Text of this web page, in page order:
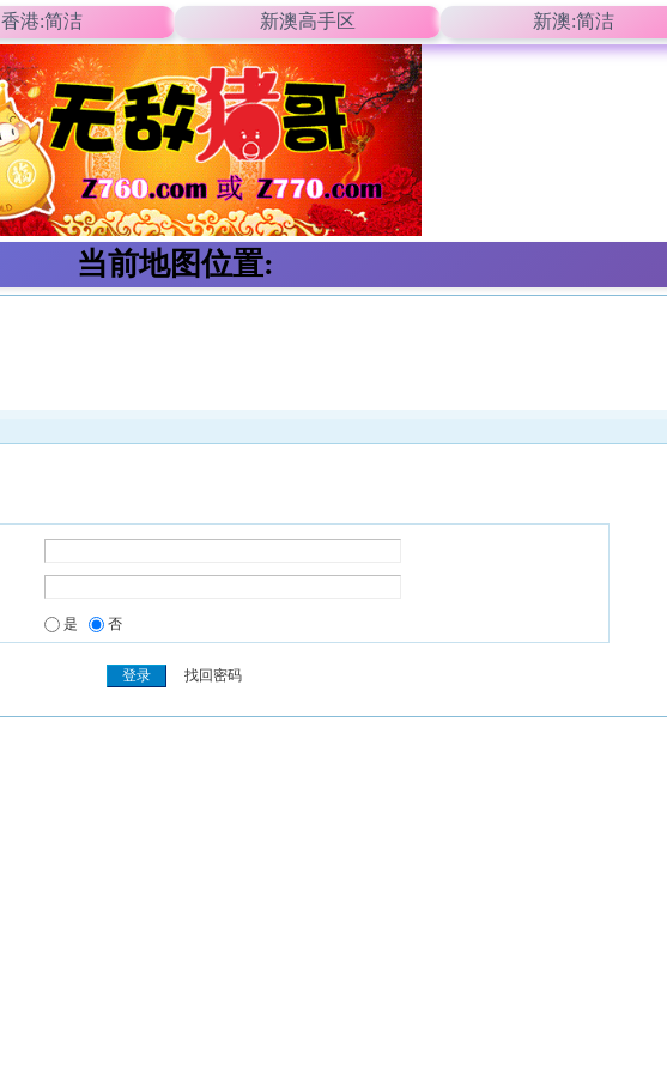
香港:简洁 新澳高手区 新澳:简洁
当前地图位置:
是 否
找回密码